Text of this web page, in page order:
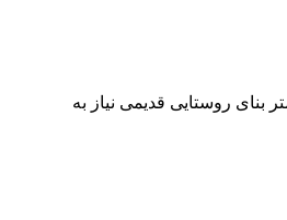
زمین مسکونی ۸۰متر بنای روستایی قدیمی نیاز به